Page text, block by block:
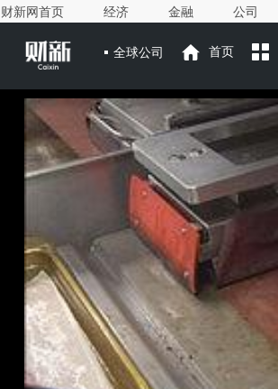
财新网首页 经济 金融 公司
全球公司 首页